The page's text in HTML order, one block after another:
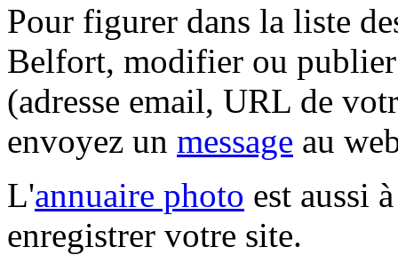
Pour figurer dans la liste
Belfort, modifier ou
(adresse email, URL de
envoyez un message au
L'annuaire photo est aussi
enregistrer votre site.